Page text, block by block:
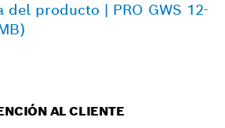
del producto | PRO GWS 12-
AL CLIENTE